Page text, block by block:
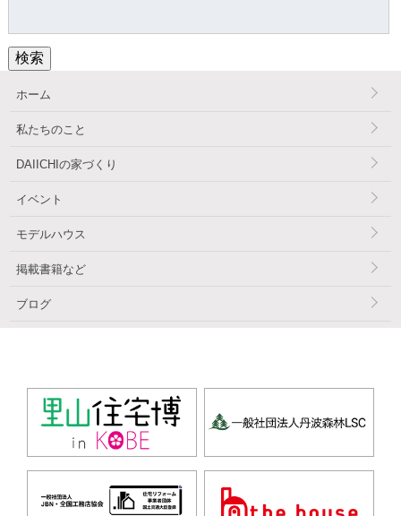
検索
ホーム
私たちのこと
DAIICHIの家づくり
イベント
モデルハウス
掲載書籍など
ブログ